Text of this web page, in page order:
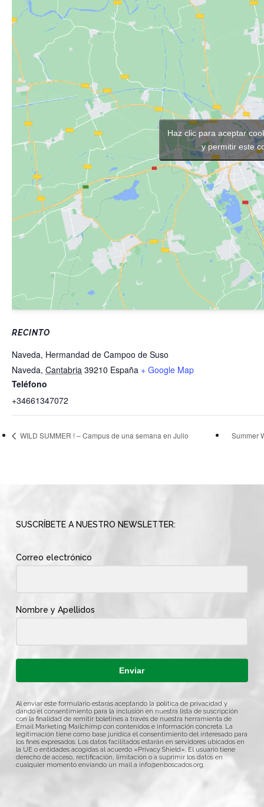
RECINTO
Naveda, Hermandad de Campoo de Suso
Naveda, Cantabria 39210 España + Google Map
Teléfono
+34661347072
Haz clic para aceptar
y permitir este
WILD SUMMER ! – Campus de una semana en Julio Summer
SUSCRÍBETE A NUESTRO NEWSLETTER:
Correo electrónico
Nombre y Apellidos
Enviar
Al enviar este formulario estarás aceptando la política de privacidad y
dando el consentimiento para la inclusión en nuestra lista de suscripción
con la finalidad de remitir boletines a través de nuestra herramienta de
Email Marketing Mailchimp con contenidos e información concreta. La
legitimación tiene como base jurídica el consentimiento del interesado para
los fines expresados. Los datos facilitados estarán en servidores ubicados en
la UE o entidades acogidas al acuerdo «Privacy Shield». El usuario tiene
derecho de acceso, rectificación, limitación o a suprimir los datos en
cualquier momento enviando un mail a info@enboscados.org.